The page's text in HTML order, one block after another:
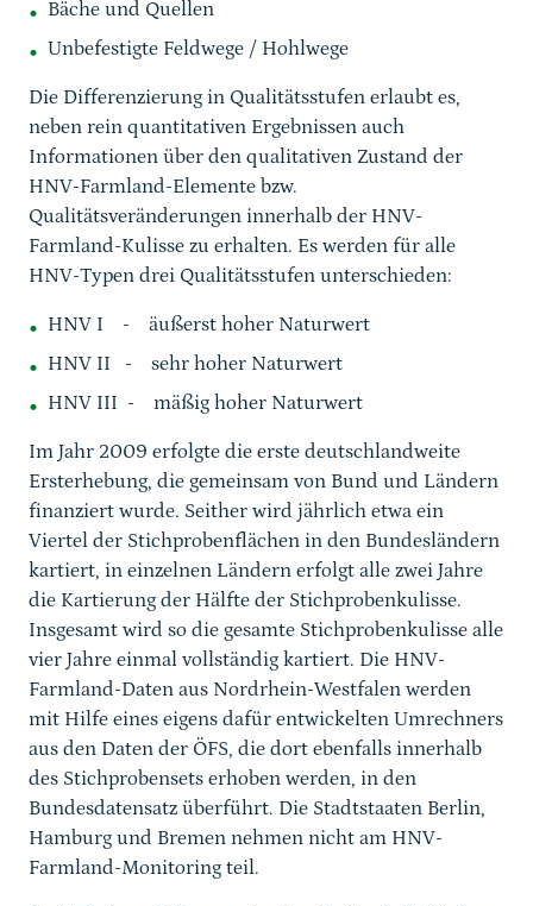
Bäche und Quellen
Unbefestigte Feldwege / Hohlwege
Die Differenzierung in Qualitätsstufen erlaubt es,
neben rein quantitativen Ergebnissen auch
Informationen über den qualitativen Zustand der
HNV-Farmland-Elemente bzw.
Qualitätsveränderungen innerhalb der HNV-
Farmland-Kulisse zu erhalten. Es werden für alle
HNV-Typen drei Qualitätsstufen unterschieden:
HNV I - äußerst hoher Naturwert
HNV II - sehr hoher Naturwert
HNV III - mäßig hoher Naturwert
Im Jahr 2009 erfolgte die erste deutschlandweite
Ersterhebung, die gemeinsam von Bund und Ländern
finanziert wurde. Seither wird jährlich etwa ein
Viertel der Stichprobenflächen in den Bundesländern
kartiert, in einzelnen Ländern erfolgt alle zwei Jahre
die Kartierung der Hälfte der Stichprobenkulisse.
Insgesamt wird so die gesamte Stichprobenkulisse alle
vier Jahre einmal vollständig kartiert. Die HNV-
Farmland-Daten aus Nordrhein-Westfalen werden
mit Hilfe eines eigens dafür entwickelten Umrechners
aus den Daten der ÖFS, die dort ebenfalls innerhalb
des Stichprobensets erhoben werden, in den
Bundesdatensatz überführt. Die Stadtstaaten Berlin,
Hamburg und Bremen nehmen nicht am HNV-
Farmland-Monitoring teil.